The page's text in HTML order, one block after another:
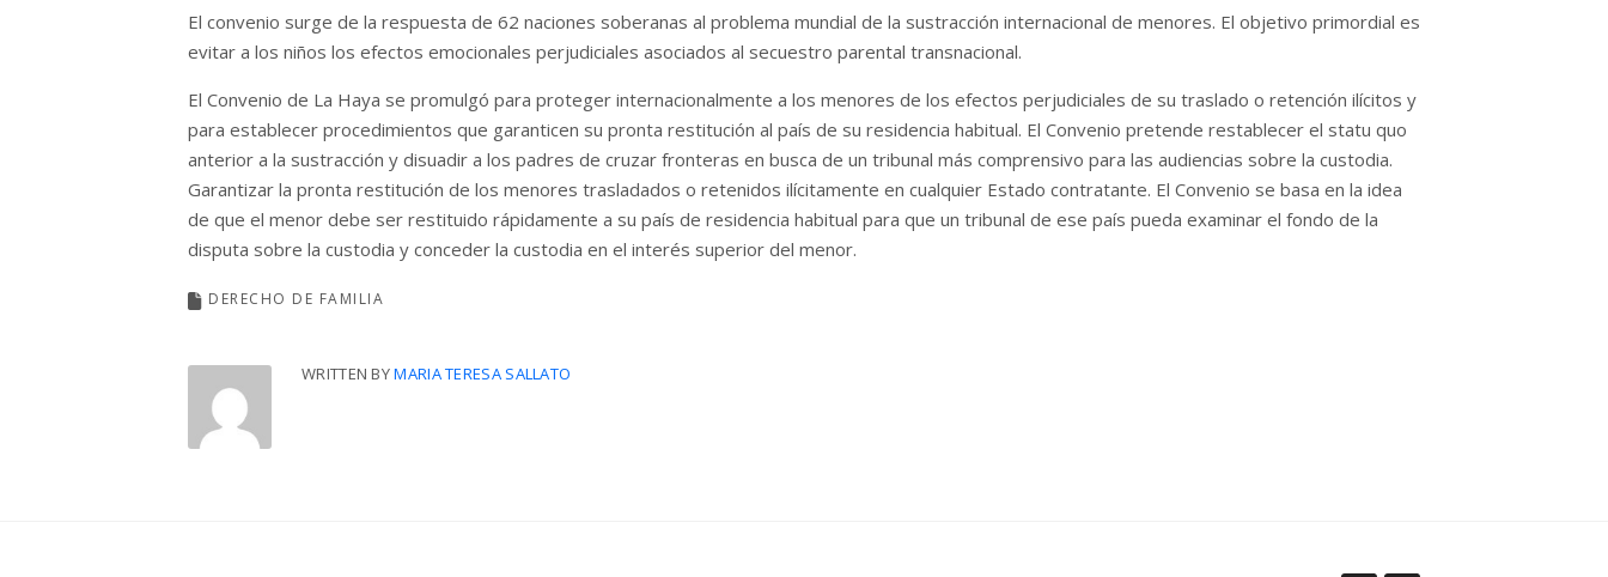
El convenio surge de la respuesta de 62 naciones soberanas al problema mundial de la sustracción internacional de menores. El objetivo primordial es
evitar a los niños los efectos emocionales perjudiciales asociados al secuestro parental transnacional.
El Convenio de La Haya se promulgó para proteger internacionalmente a los menores de los efectos perjudiciales de su traslado o retención ilícitos y
para establecer procedimientos que garanticen su pronta restitución al país de su residencia habitual. El Convenio pretende restablecer el statu quo
anterior a la sustracción y disuadir a los padres de cruzar fronteras en busca de un tribunal más comprensivo para las audiencias sobre la custodia.
Garantizar la pronta restitución de los menores trasladados o retenidos ilícitamente en cualquier Estado contratante. El Convenio se basa en la idea
de que el menor debe ser restituido rápidamente a su país de residencia habitual para que un tribunal de ese país pueda examinar el fondo de la
disputa sobre la custodia y conceder la custodia en el interés superior del menor.
DERECHO DE FAMILIA
WRITTEN BYMARIA TERESA SALLATO